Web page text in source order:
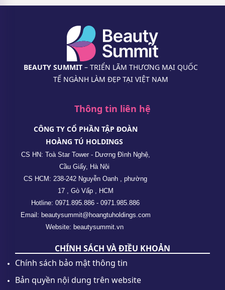
BEAUTY SUMMIT– TRIỂN LÃM THƯƠNG MẠI QUỐC
TẾ NGÀNH LÀM ĐẸP TẠI VIỆT NAM
Thông tin liên hệ
CÔNG TY CỔ PHẦN TẬP ĐOÀN
HOÀNG TÚ HOLDINGS
CS HN: Toà Star Tower - Dương Đình Nghệ,
Cầu Giấy, Hà Nội
CS HCM: 238-242 Nguyễn Oanh , phường
17 , Gò Vấp , HCM
Hotline: 0971.895.886 - 0971.985.886
Email: beautysummit@hoangtuholdings.com
Website: beautysummit.vn
CHÍNH SÁCH VÀ ĐIỀU KHOẢN
Chính sách bảo mật thông tin
Bản quyền nội dung trên website